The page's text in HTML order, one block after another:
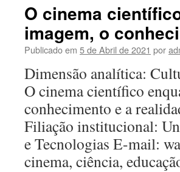
conteúdo
O cinema
imagem, o
Publicado em 5 de Abril de 2021 por
Dimensão analítica:
O cinema científico
conhecimento e a
Filiação institucional:
e Tecnologias E-mail:
cinema, ciência,